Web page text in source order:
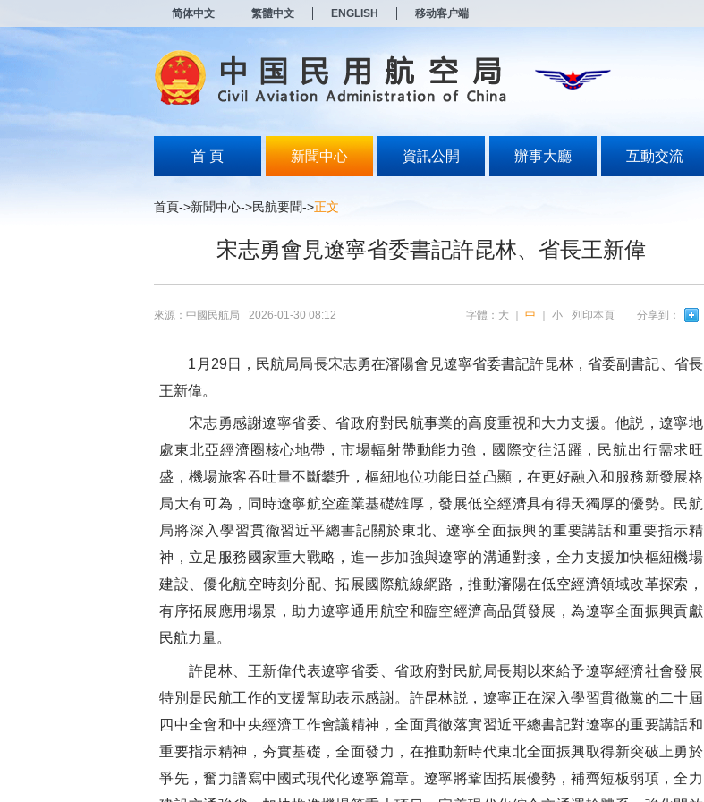
简体中文 繁體中文 ENGLISH 移动客户端
首 頁 新聞中心 資訊公開 辦事大廳 互動交流
首頁->新聞中心->民航要聞->正文
宋志勇會見遼寧省委書記許昆林、省長王新偉
來源：中國民航局 2026-01-30 08:12 分享到：
列印本頁
字體： 大 中 小
1月29日，民航局局長宋志勇在瀋陽會見遼寧省委書記許昆林，省委副書記、省長
王新偉。
宋志勇感謝遼寧省委、省政府對民航事業的高度重視和大力支援。他説，遼寧地
處東北亞經濟圈核心地帶，市場輻射帶動能力強，國際交往活躍，民航出行需求旺
盛，機場旅客吞吐量不斷攀升，樞紐地位功能日益凸顯，在更好融入和服務新發展格
局大有可為，同時遼寧航空産業基礎雄厚，發展低空經濟具有得天獨厚的優勢。民航
局將深入學習貫徹習近平總書記關於東北、遼寧全面振興的重要講話和重要指示精
神，立足服務國家重大戰略，進一步加強與遼寧的溝通對接，全力支援加快樞紐機場
建設、優化航空時刻分配、拓展國際航線網路，推動瀋陽在低空經濟領域改革探索，
有序拓展應用場景，助力遼寧通用航空和臨空經濟高品質發展，為遼寧全面振興貢獻
民航力量。
許昆林、王新偉代表遼寧省委、省政府對民航局長期以來給予遼寧經濟社會發展
特別是民航工作的支援幫助表示感謝。許昆林説，遼寧正在深入學習貫徹黨的二十屆
四中全會和中央經濟工作會議精神，全面貫徹落實習近平總書記對遼寧的重要講話和
重要指示精神，夯實基礎，全面發力，在推動新時代東北全面振興取得新突破上勇於
爭先，奮力譜寫中國式現代化遼寧篇章。遼寧將鞏固拓展優勢，補齊短板弱項，全力
打
无
障